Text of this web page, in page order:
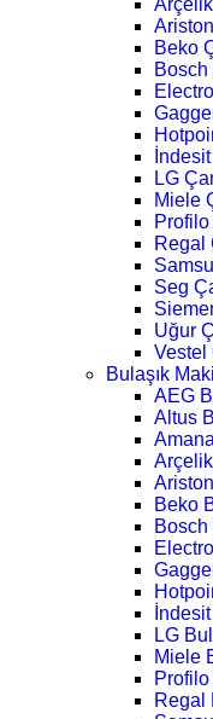
Beko
Bosch
LG
Miele
Regal
Seg
Uğur
Vestel
Bulaşık
AEG
Altus
Beko
Bosch
LG
Miele
Regal